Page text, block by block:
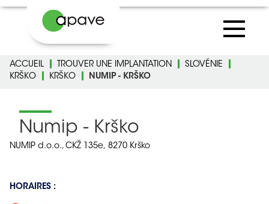
ACCUEIL TROUVER UNE IMPLANTATION
SLOVÉNIE
KRŠKO
KRŠKO NUMIP - KRŠKO
Numip - Krško
NUMIP d.o.o., CKŽ 135e, 8270 Krško
HORAIRES :